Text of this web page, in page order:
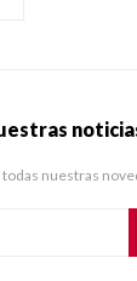
todas nuestras